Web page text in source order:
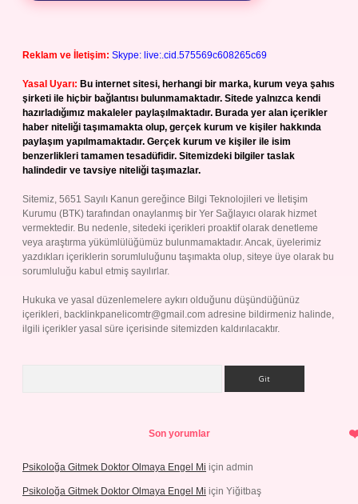
Reklam ve İletişim: Skype: live:.cid.575569c608265c69
Yasal Uyarı: Bu internet sitesi, herhangi bir marka, kurum veya şahıs
şirketi ile hiçbir bağlantısı bulunmamaktadır. Sitede yalnızca kendi
hazırladığımız makaleler paylaşılmaktadır. Burada yer alan içerikler
haber niteliği taşımamakta olup, gerçek kurum ve kişiler hakkında
paylaşım yapılmamaktadır. Gerçek kurum ve kişiler ile isim
benzerlikleri tamamen tesadüfidir. Sitemizdeki bilgiler taslak
halindedir ve tavsiye niteliği taşımazlar.
Sitemiz, 5651 Sayılı Kanun gereğince Bilgi Teknolojileri ve İletişim
Kurumu (BTK) tarafından onaylanmış bir Yer Sağlayıcı olarak hizmet
vermektedir. Bu nedenle, sitedeki içerikleri proaktif olarak denetleme
veya araştırma yükümlülüğümüz bulunmamaktadır. Ancak, üyelerimiz
yazdıkları içeriklerin sorumluluğunu taşımakta olup, siteye üye olarak bu
sorumluluğu kabul etmiş sayılırlar.
Hukuka ve yasal düzenlemelere aykırı olduğunu düşündüğünüz
içerikleri, backlinkpanelicomtr@gmail.com adresine bildirmeniz halinde,
ilgili içerikler yasal süre içerisinde sitemizden kaldırılacaktır.
Son yorumlar
Psikoloğa Gitmek Doktor Olmaya Engel Mi için admin
Psikoloğa Gitmek Doktor Olmaya Engel Mi için Yiğitbaş